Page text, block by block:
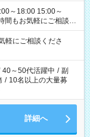
にご相談くださ
40～50代活躍中 / 副
/ 10名以上の大量募
詳細へ